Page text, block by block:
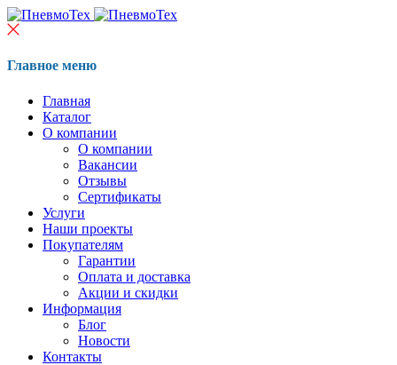
Главное меню
Главная
Каталог
О компании
О компании
Вакансии
Отзывы
Сертификаты
Услуги
Наши проекты
Покупателям
Гарантии
Оплата и доставка
Акции и скидки
Информация
Блог
Новости
Контакты